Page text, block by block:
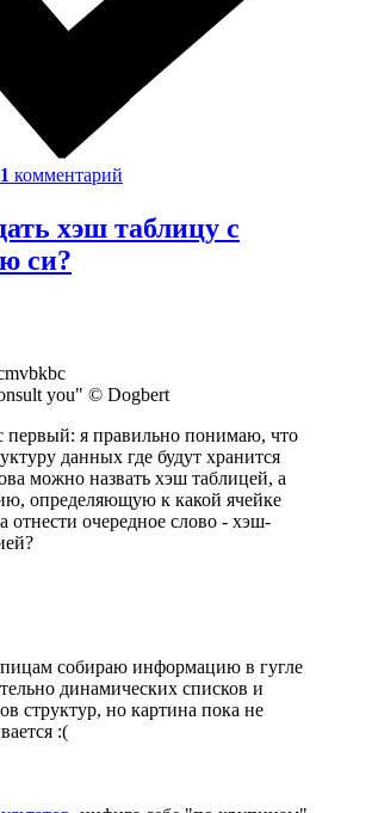
1 комментарий
хэш таблицу с
си?
you" © Dogbert
первый: я правильно понимаю, что
данных где будут хранится
можно назвать хэш таблицей, а
определяющую к какой ячейке
отнести очередное слово - хэш-
собираю информацию в гугле
динамических списков и
структур, но картина пока не
:(